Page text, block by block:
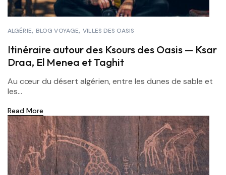
ALGÉRIE BLOG VOYAGE VILLES DES OASIS
Itinéraire autour des Ksours des Oasis — Ksar
Draa, El Menea et Taghit
Au cœur du désert algérien, entre les dunes de sable et
les...
Read More